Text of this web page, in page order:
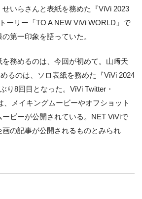
いらさんと表紙を務めた『ViVi 2023
ーリー「TO A NEW ViVi WORLD」で
第一印象を語っていた。
務めるのは、今回が初めて。山﨑天
るのは、ソロ表紙を務めた『ViVi 2024
り8回目となった。ViVi Twitter・
、メイキングムービーやオフショット
ービーが公開されている。NET ViViで
の記事が公開されるものとみられ